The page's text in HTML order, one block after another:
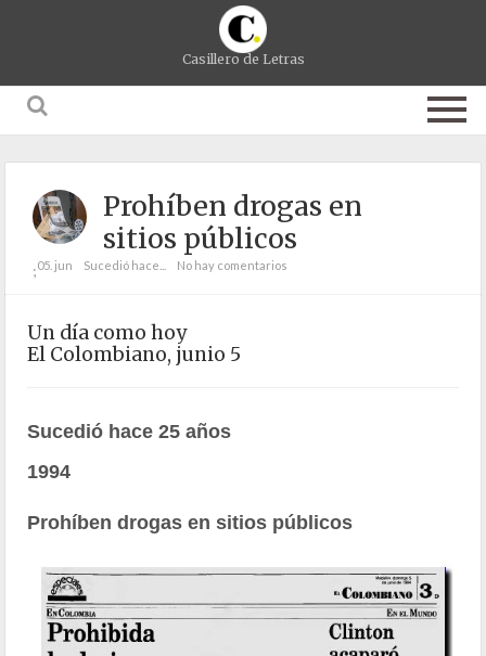
Casillero de Letras
Prohíben drogas en
sitios públicos
;05. jun Sucedió hace... No hay comentarios
Un día como hoy
El Colombiano, junio 5
Sucedió hace 25 años
1994
Prohíben drogas en sitios públicos